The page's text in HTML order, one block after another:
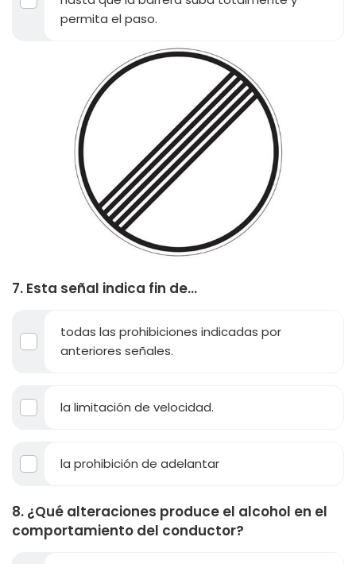
permita el paso.
7. Esta señal indica fin de...
todas las prohibiciones indicadas por
anteriores señales.
la limitación de velocidad.
la prohibición de adelantar
8. ¿Qué alteraciones produce el alcohol en el
comportamiento del conductor?